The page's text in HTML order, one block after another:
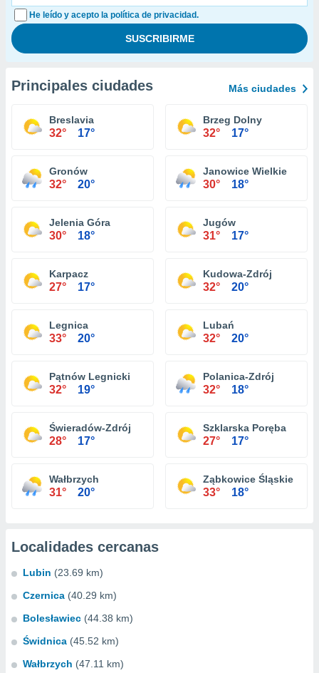
He leído y acepto la política de privacidad.
Principales ciudades Más ciudades
Breslavia
32° 17°
Brzeg Dolny
32° 17°
Gronów
32° 20°
Janowice Wielkie
30° 18°
Jelenia Góra
30° 18°
Jugów
31° 17°
Karpacz
27° 17°
Kudowa-Zdrój
32° 20°
Legnica
33° 20°
Lubań
32° 20°
Pątnów Legnicki
32° 19°
Polanica-Zdrój
32° 18°
Świeradów-Zdrój
28° 17°
Szklarska Poręba
27° 17°
Wałbrzych
31° 20°
Ząbkowice Śląskie
33° 18°
Localidades cercanas
Lubin (23.69 km)
Czernica (40.29 km)
Bolesławiec (44.38 km)
Świdnica (45.52 km)
Wałbrzych (47.11 km)